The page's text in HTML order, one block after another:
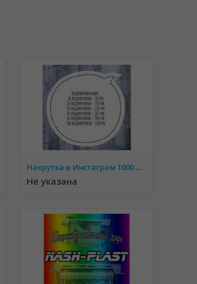
Накрутка в Инстаграм 1000 лайков бесплатно
Не указана